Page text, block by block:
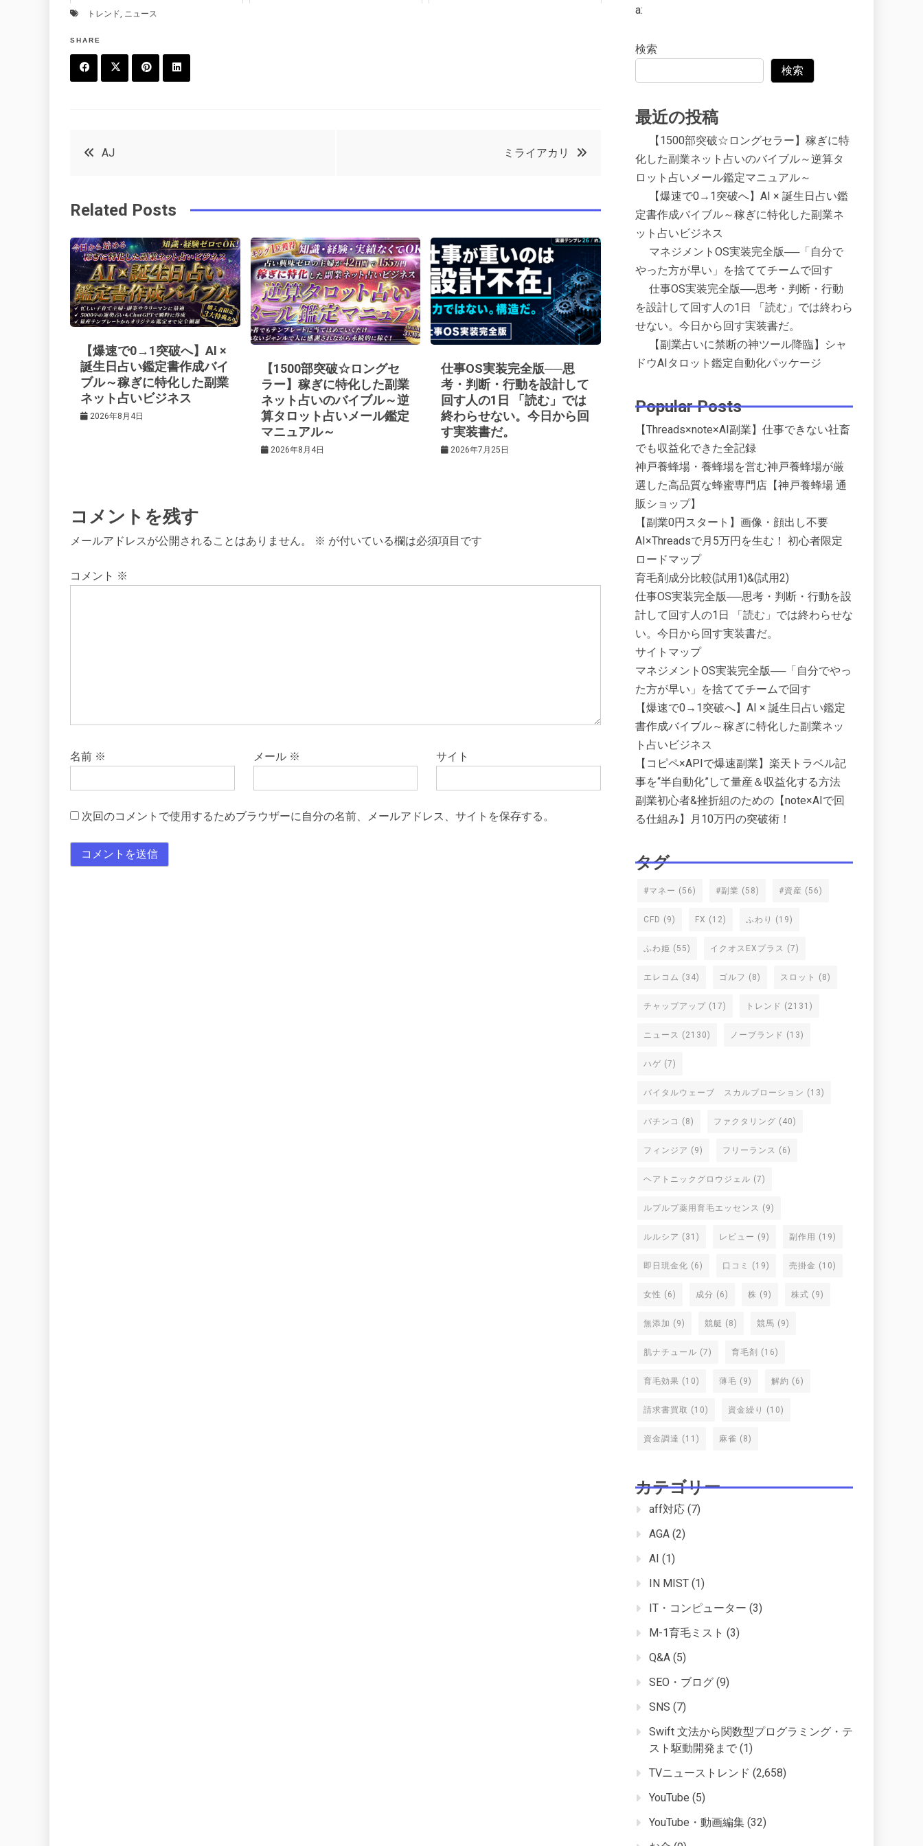
トレンド, ニュース
SHARE
o
k
t
r
e
t
in
投
ナ
ビ
ゲ
ー
シ
ョ
AJ ミライアカリ
Related Posts
【爆速で0→1突破へ】AI ×
誕生日占い鑑定書作成バイ
ブル～稼ぎに特化した副業
ネット占いビジネス
2026年8月4日
【1500部突破☆ロングセ
ラー】稼ぎに特化した副業
ネット占いのバイブル～逆
算タロット占いメール鑑定
マニュアル～
2026年8月4日
仕事OS実装完全版──思
考・判断・行動を設計して
回す人の1日 「読む」では
終わらせない。今日から回
す実装書だ。
2026年7月25日
コメントを残す
メールアドレスが公開されることはありません。 ※ が付いている欄は必須項目です
コメント ※
名前 ※ メール ※ サイト
次回のコメントで使用するためブラウザーに自分の名前、メールアドレス、サイトを保存する。
a:
検索
検索
最近の投稿
【1500部突破☆ロングセラー】稼ぎに特
化した副業ネット占いのバイブル～逆算タ
ロット占いメール鑑定マニュアル～
【爆速で0→1突破へ】AI × 誕生日占い鑑
定書作成バイブル～稼ぎに特化した副業ネ
ット占いビジネス
マネジメントOS実装完全版──「自分で
やった方が早い」を捨ててチームで回す
仕事OS実装完全版──思考・判断・行動
を設計して回す人の1日 「読む」では終わら
せない。今日から回す実装書だ。
【副業占いに禁断の神ツール降臨】シャ
ドウAIタロット鑑定自動化パッケージ
Popular Posts
【Threads×note×AI副業】仕事できない社畜
でも収益化できた全記録
神戸養蜂場・養蜂場を営む神戸養蜂場が厳
選した高品質な蜂蜜専門店【神戸養蜂場 通
販ショップ】
【副業0円スタート】画像・顔出し不要
AI×Threadsで月5万円を生む！ 初心者限定
ロードマップ
育毛剤成分比較(試用1)&(試用2)
仕事OS実装完全版──思考・判断・行動を設
計して回す人の1日 「読む」では終わらせな
い。今日から回す実装書だ。
サイトマップ
マネジメントOS実装完全版──「自分でやっ
た方が早い」を捨ててチームで回す
【爆速で0→1突破へ】AI × 誕生日占い鑑定
書作成バイブル～稼ぎに特化した副業ネッ
ト占いビジネス
【コピペ×APIで爆速副業】楽天トラベル記
事を“半自動化”して量産＆収益化する方法
副業初心者&挫折組のための【note×AIで回
る仕組み】月10万円の突破術！
タグ
#マネー (56) #副業 (58) #資産 (56)
CFD (9) FX (12) ふわり (19)
ふわ姫 (55) イクオスEXプラス (7)
エレコム (34) ゴルフ (8) スロット (8)
チャップアップ (17) トレンド (2131)
ニュース (2130) ノーブランド (13)
ハゲ (7)
バイタルウェーブ スカルプローション (13)
パチンコ (8) ファクタリング (40)
フィンジア (9) フリーランス (6)
ヘアトニックグロウジェル (7)
ルプルプ薬用育毛エッセンス (9)
ルルシア (31) レビュー (9) 副作用 (19)
即日現金化 (6) 口コミ (19) 売掛金 (10)
女性 (6) 成分 (6) 株 (9) 株式 (9)
無添加 (9) 競艇 (8) 競馬 (9)
肌ナチュール (7) 育毛剤 (16)
育毛効果 (10) 薄毛 (9) 解約 (6)
請求書買取 (10) 資金繰り (10)
資金調達 (11) 麻雀 (8)
カテゴリー
aff対応 (7)
AGA (2)
AI (1)
IN MIST (1)
IT・コンピューター (3)
M-1育毛ミスト (3)
Q&A (5)
SEO・ブログ (9)
SNS (7)
Swift 文法から関数型プログラミング・テ
スト駆動開発まで (1)
TVニューストレンド (2,658)
YouTube (5)
YouTube・動画編集 (32)